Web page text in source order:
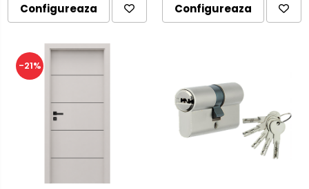
Configureaza Configureaza
-21%